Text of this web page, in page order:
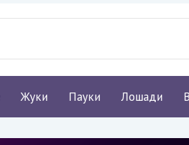
Жуки Пауки Лошади